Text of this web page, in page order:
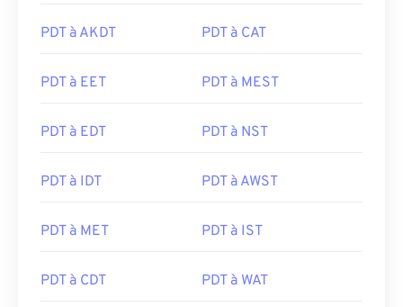
PDT à AKDT PDT à CAT
PDT à EET PDT à MEST
PDT à EDT PDT à NST
PDT à IDT PDT à AWST
PDT à MET PDT à IST
PDT à CDT PDT à WAT